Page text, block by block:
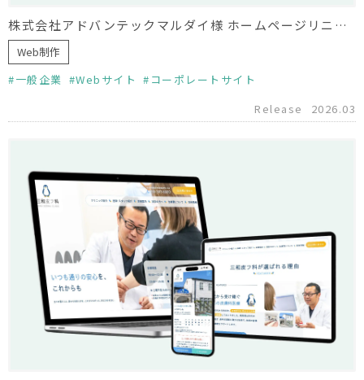
株式会社アドバンテックマルダイ様 ホームページリニューアル（制作協力）
Web制作
一般企業
Webサイト
コーポレートサイト
Release
2026.03